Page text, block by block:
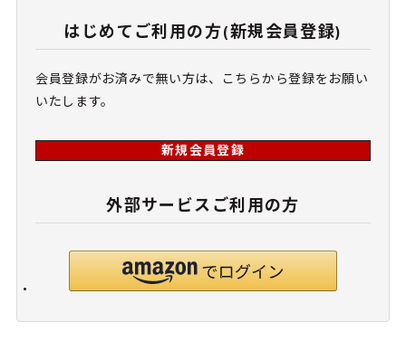
はじめてご利用の方(新規会員登録)
会員登録がお済みで無い方は、こちらから登録をお願い
いたします。
新規会員登録
外部サービスご利用の方